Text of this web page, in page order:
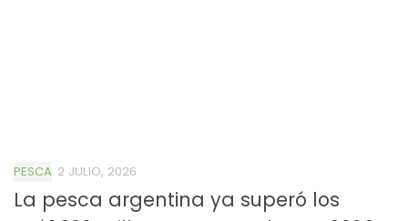
PESCA 2 JULIO, 2026
La pesca argentina ya superó los